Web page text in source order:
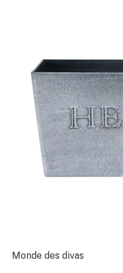
Monde des divas